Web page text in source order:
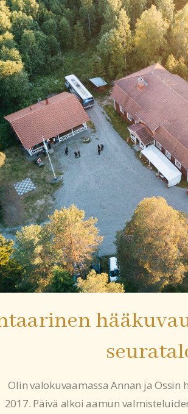
Olin valokuvaamassa Annan ja Ossin
2017. Päivä alkoi aamun